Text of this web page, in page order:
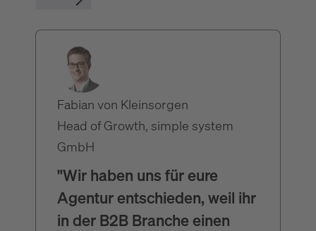
Fabian von Kleinsorgen
Head of Growth, simple system
GmbH
"Wir haben uns für eure
Agentur entschieden, weil ihr
in der B2B Branche einen